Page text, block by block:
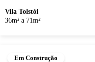
Vila Tolstói
36m² a 71m²
Em Construção